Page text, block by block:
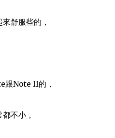
舒服些的，
跟Note II的，
不小，